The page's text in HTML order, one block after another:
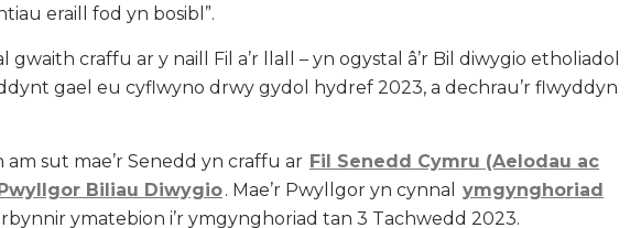
eraill fod yn bosibl”.
craffu ar y naill Fil a’r llall – yn ogystal â’r Bil diwygio etholiadol
gael eu cyflwyno drwy gydol hydref 2023, a dechrau’r flwyddyn
sut mae’r Senedd yn craffu ar Fil Senedd Cymru (Aelodau ac
Biliau Diwygio. Mae’r Pwyllgor yn cynnal
ymgynghoriad
ymatebion i’r ymgynghoriad tan 3 Tachwedd 2023.